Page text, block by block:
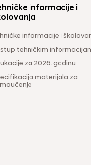
informacije i
informacije i
tehničkim
za 2026. godinu
materijala za